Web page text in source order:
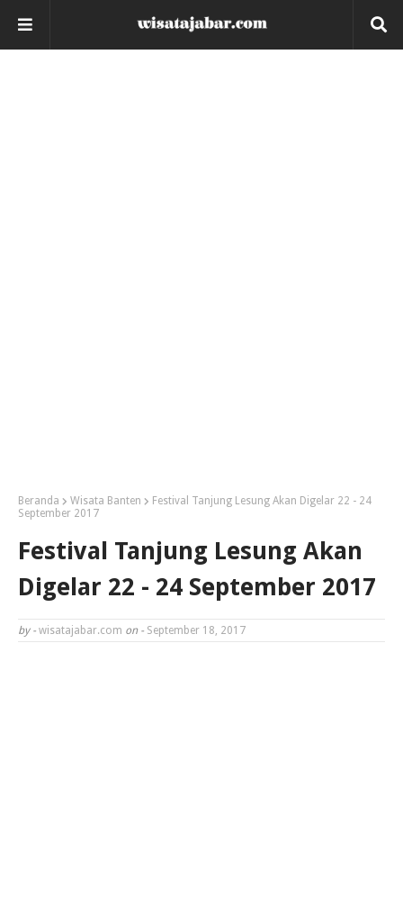
Beranda Wisata Banten
Festival Tanjung Lesung Akan Digelar 22 - 24
September 2017
Festival Tanjung Lesung Akan
Digelar 22 - 24 September 2017
by - wisatajabar.com on - September 18, 2017